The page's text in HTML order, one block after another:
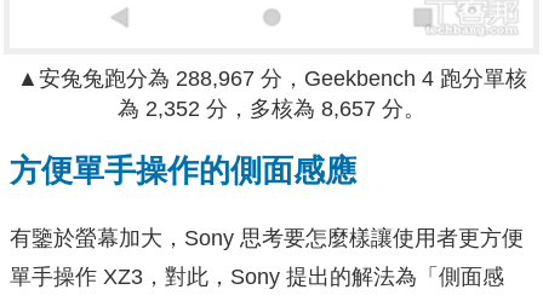
▲安兔兔跑分為 288,967 分，Geekbench 4 跑分單核
為 2,352 分，多核為 8,657 分。
方便單手操作的側面感應
有鑒於螢幕加大，Sony 思考要怎麼樣讓使用者更方便
單手操作 XZ3，對此，Sony 提出的解法為「側面感